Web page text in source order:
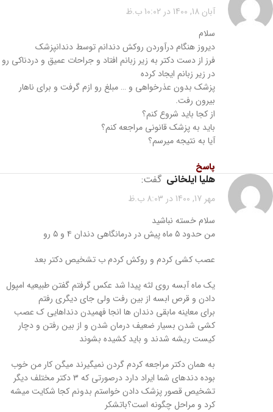
آبان 18, 1400 در 10:02 ب.ظ
سلام
دیروز هنگام درآوردن روکش دندانم توسط دندانپزشک
فرز از دست دکتر به زیر زبانم افتاد و جراحات عمیق و دردناکی رو
در زیر زبانم ایجاد کرده
پزشک بدون عذرخواهی و … مبلغ رو ازم گرفت و برای ناهار
بیرون رفت.
از کجا باید شروع کنم؟
باید به پزشک قانونی مراجعه کنم؟
آیا به نتیجه میرسم؟
پاسخ
هلیا ایلخانی گفت:
مهر 17, 1400 در 8:03 ب.ظ
سلام خسته نباشید
من حدود ۵ ماه پیش در درمانگاهی دندان ۴ و ۵ رو
عصب کشی کردم و روکش کردم ب تشخیص دکتر بعد
یک ماه آبسه روی لثه پیدا شد عکس گرفتم گفتن طبیعیه امپول
دادن و قرص ابسه از بین رفت ولی جای دیگری رفتم
برای معاینه مابقی دندان ها انجا فهمیدن دنداهایی ک عصب
کشی شدن بسیار ضعیف درمان شدن و از بین رفتن و دچار
کیست ریشه شدند و باید کشیده بشوند
به همان دکتر مراجعه کردم گردن نمیگیرند میگن کار من خوب
بوده دندهای شما ایراد دارد درصورتی که ۳ دکتر مختلف دیگر
تشخیص قصور پزشک دادن خواستم بدونم کجا شکایت میشه
کرد و مراحل چگونه است؟باتشکر